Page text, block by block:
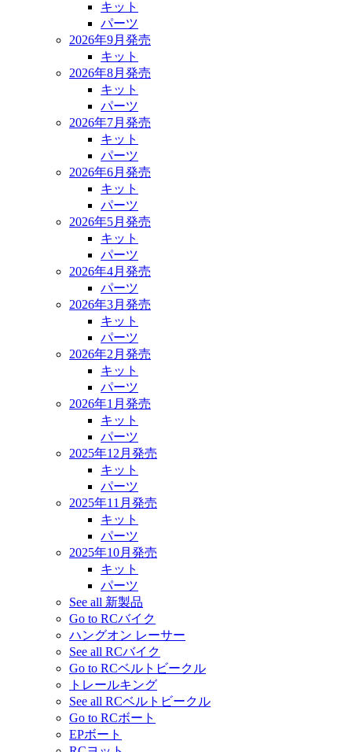
キット
パーツ
2026年9月発売
キット
2026年8月発売
キット
パーツ
2026年7月発売
キット
パーツ
2026年6月発売
キット
パーツ
2026年5月発売
キット
パーツ
2026年4月発売
パーツ
2026年3月発売
キット
パーツ
2026年2月発売
キット
パーツ
2026年1月発売
キット
パーツ
2025年12月発売
キット
パーツ
2025年11月発売
キット
パーツ
2025年10月発売
キット
パーツ
See all 新製品
Go to RCバイク
ハングオン レーサー
See all RCバイク
Go to RCベルトビークル
トレールキング
See all RCベルトビークル
Go to RCボート
EPボート